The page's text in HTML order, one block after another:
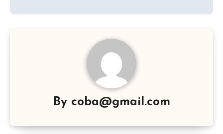
By coba@gmail.com